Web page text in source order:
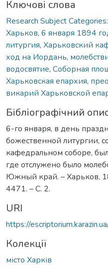
Ключові слова
Research Subject
Харьков, 6 января 1894
литургия, Харьковский
ход на Иордань,
водосвятие, Соборная
Харьковская епархия,
викарий Харьковской
Бібліографічний
6-го января, в день
божественной литургии,
кафедральном соборе,
где отслужено было
Южный край. – Харьков,
4471. – С. 2.
URI
https://
Колекції
місто Харків